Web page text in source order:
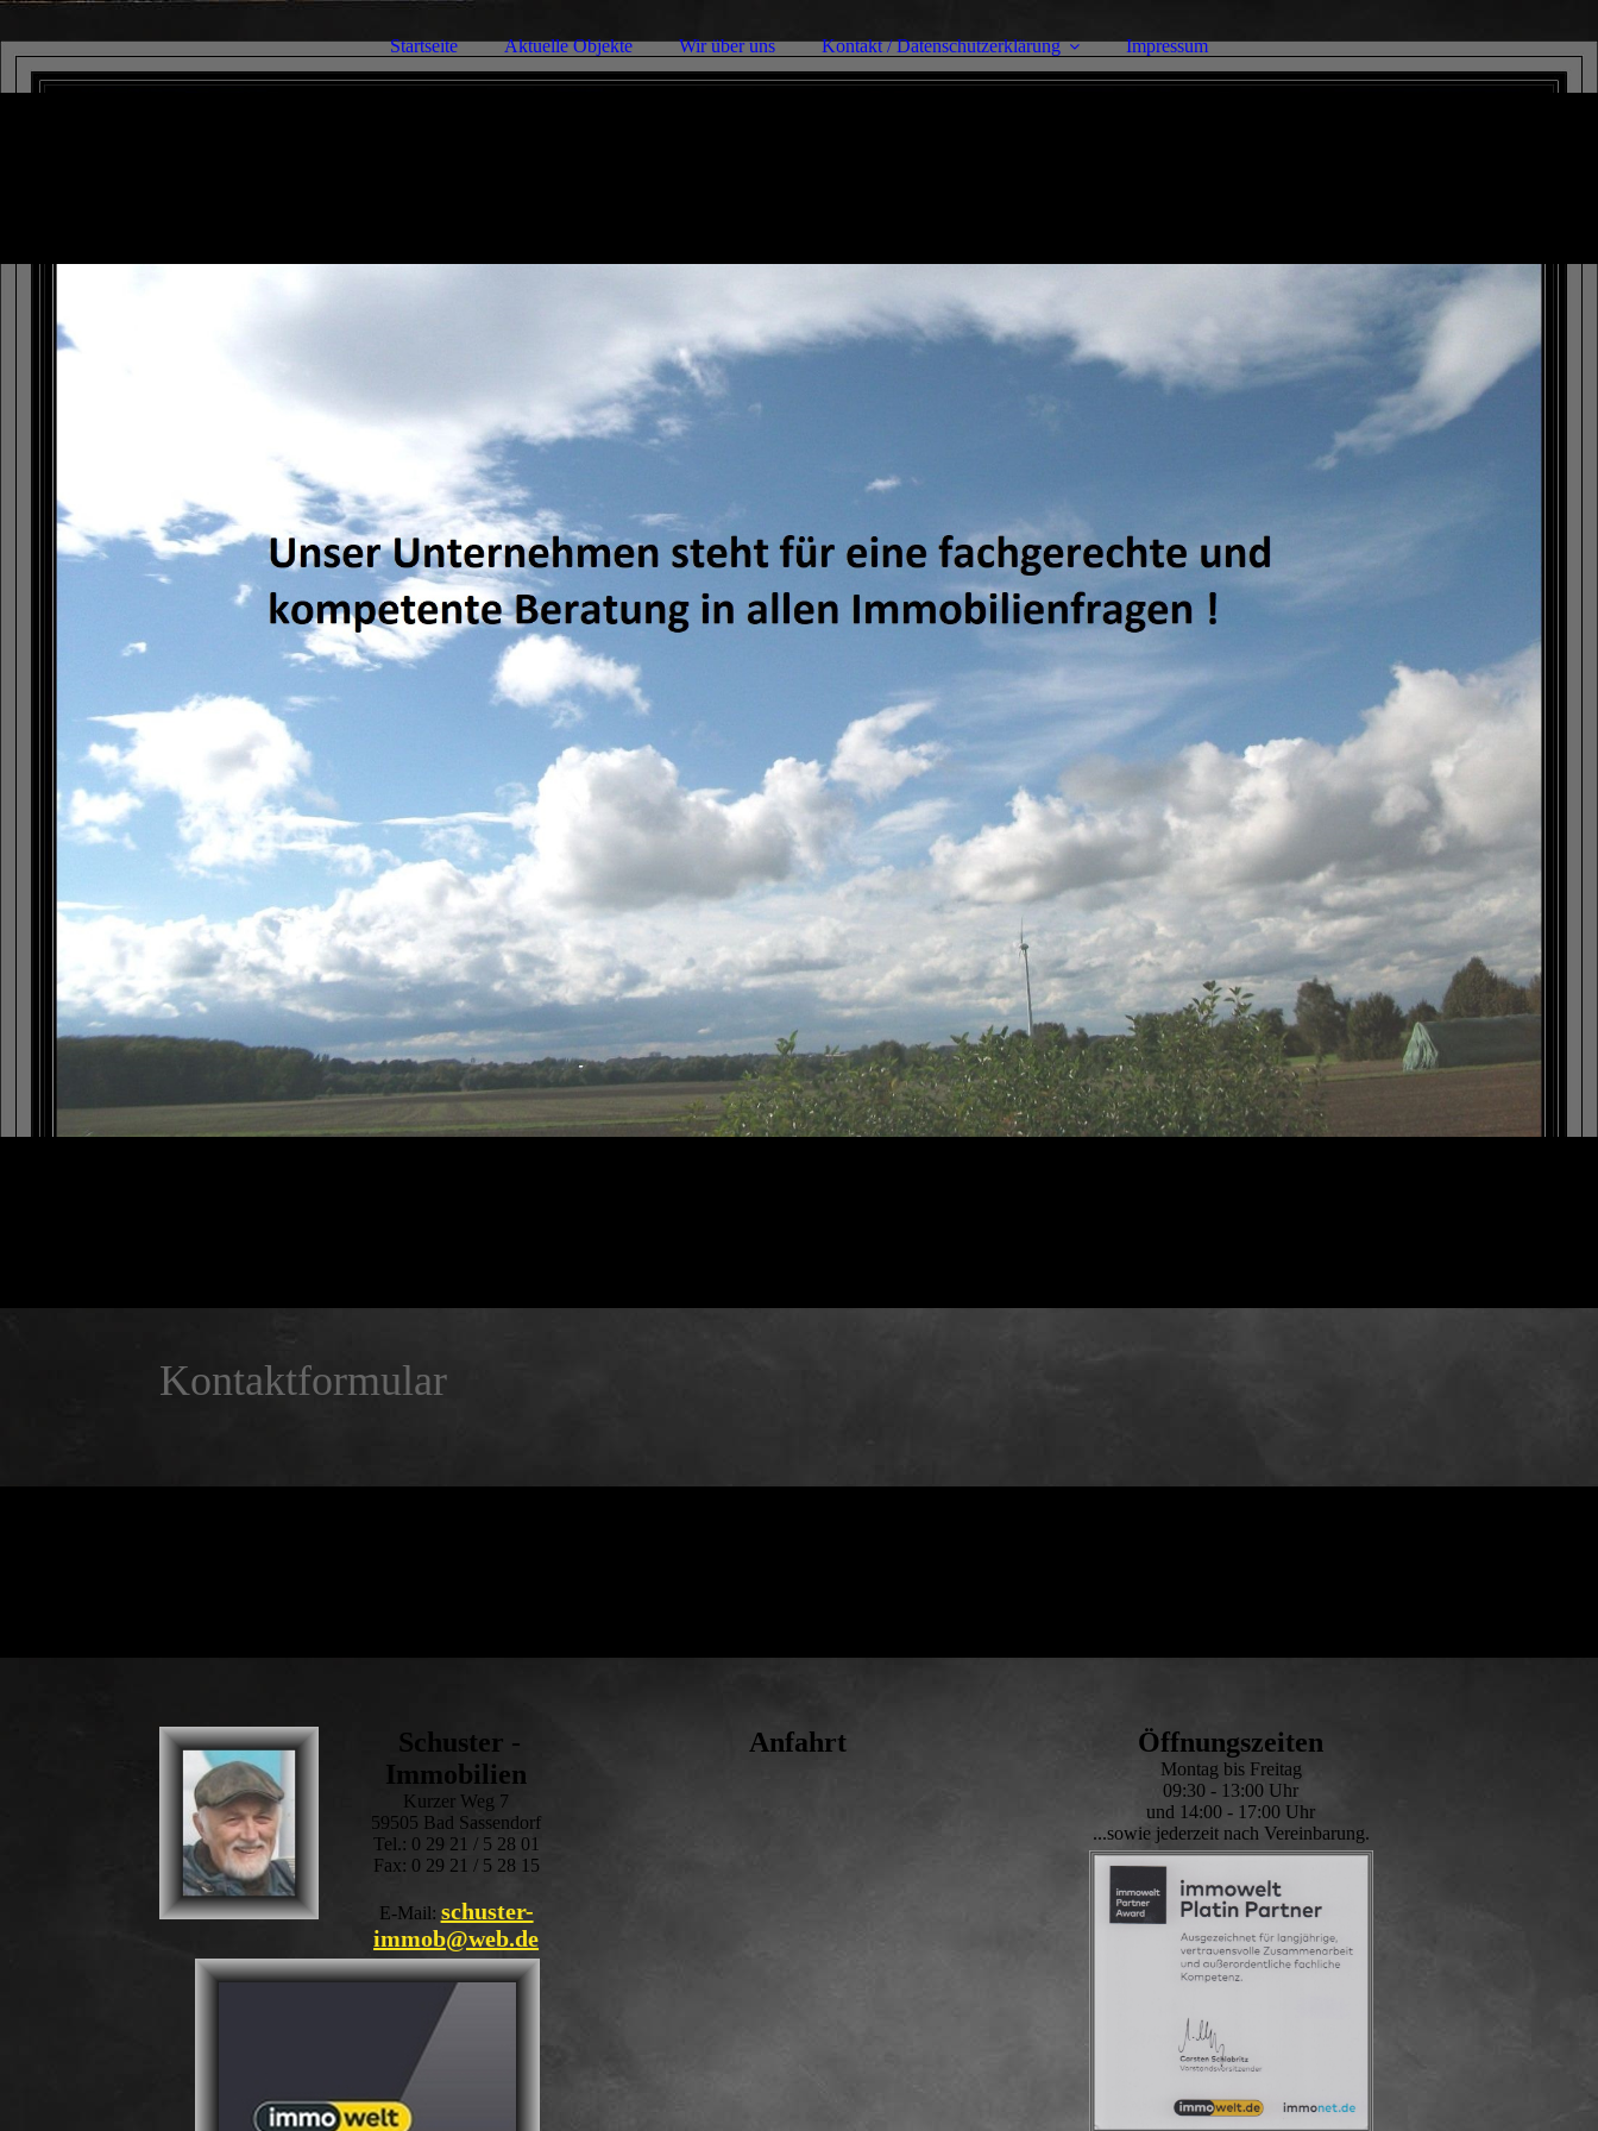
Startseite Aktuelle Objekte Wir über uns Kontakt / Datenschutzerklärung Impressum
Kontaktformular
Schuster -
Immobilien
Kurzer Weg 7
59505 Bad Sassendorf
Tel.: 0 29 21 / 5 28 01
Fax: 0 29 21 / 5 28 15
E-Mail: schuster-
immob@web.de
Anfahrt Öffnungszeiten
Montag bis Freitag
09:30 - 13:00 Uhr
und 14:00 - 17:00 Uhr
...sowie jederzeit nach Vereinbarung.